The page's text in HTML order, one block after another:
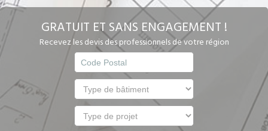
GRATUIT ET SANS ENGAGEMENT !
Recevez les devis des professionnels de votre région